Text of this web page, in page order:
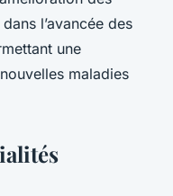
l’avancée des
une
maladies